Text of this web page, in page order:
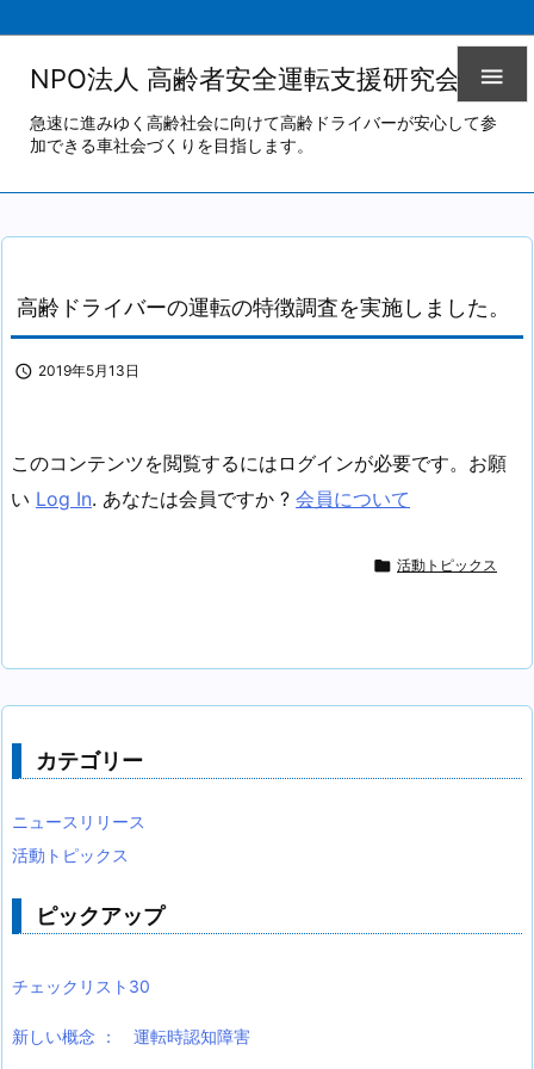
NPO法人 高齢者安全運転支援研究会
急速に進みゆく高齢社会に向けて高齢ドライバーが安心して参
加できる車社会づくりを目指します。

高齢ドライバーの運転の特徴調査を実施しました。
 2019年5月13日
このコンテンツを閲覧するにはログインが必要です。お願
い Log In. あなたは会員ですか ? 会員について
 活動トピックス
カテゴリー
ニュースリリース
活動トピックス
ピックアップ
チェックリスト30
新しい概念 ： 運転時認知障害